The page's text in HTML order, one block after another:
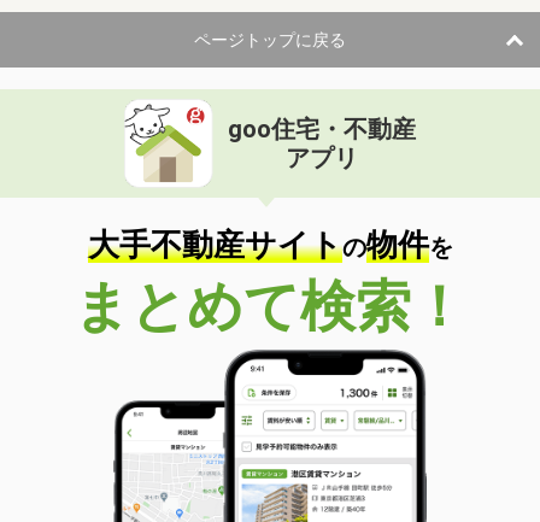
ページトップに戻る
goo住宅・不動産
アプリ
大手不動産サイトの物件を
まとめて検索！